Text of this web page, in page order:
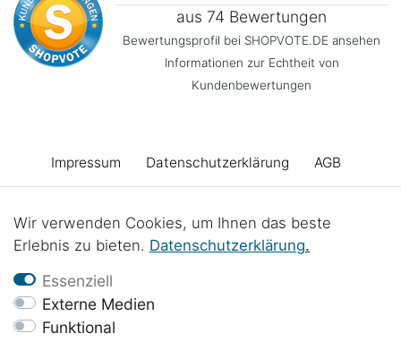
aus 74 Bewertungen
Bewertungsprofil bei SHOPVOTE.DE ansehen
Informationen zur Echtheit von
Kundenbewertungen
Impressum Daten­schutz­erklärung AGB
Barrierefreiheitserklärung Widerrufs­recht
Vertrag widerrufen
Wir verwenden Cookies, um Ihnen das beste
Erlebnis zu bieten. Daten­schutz­erklärung.
Essenziell
Externe Medien
Funktional